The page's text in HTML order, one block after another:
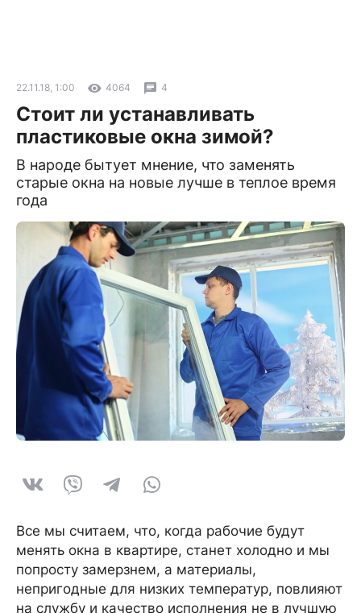
22.11.18, 1:00 4064 4
Стоит ли устанавливать
пластиковые окна зимой?
В народе бытует мнение, что заменять
старые окна на новые лучше в теплое время
года
Все мы считаем, что, когда рабочие будут
менять окна в квартире, станет холодно и мы
попросту замерзнем, а материалы,
непригодные для низких температур, повлияют
на службу и качество исполнения не в лучшую